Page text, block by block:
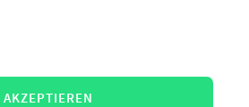
AKZEPTIEREN